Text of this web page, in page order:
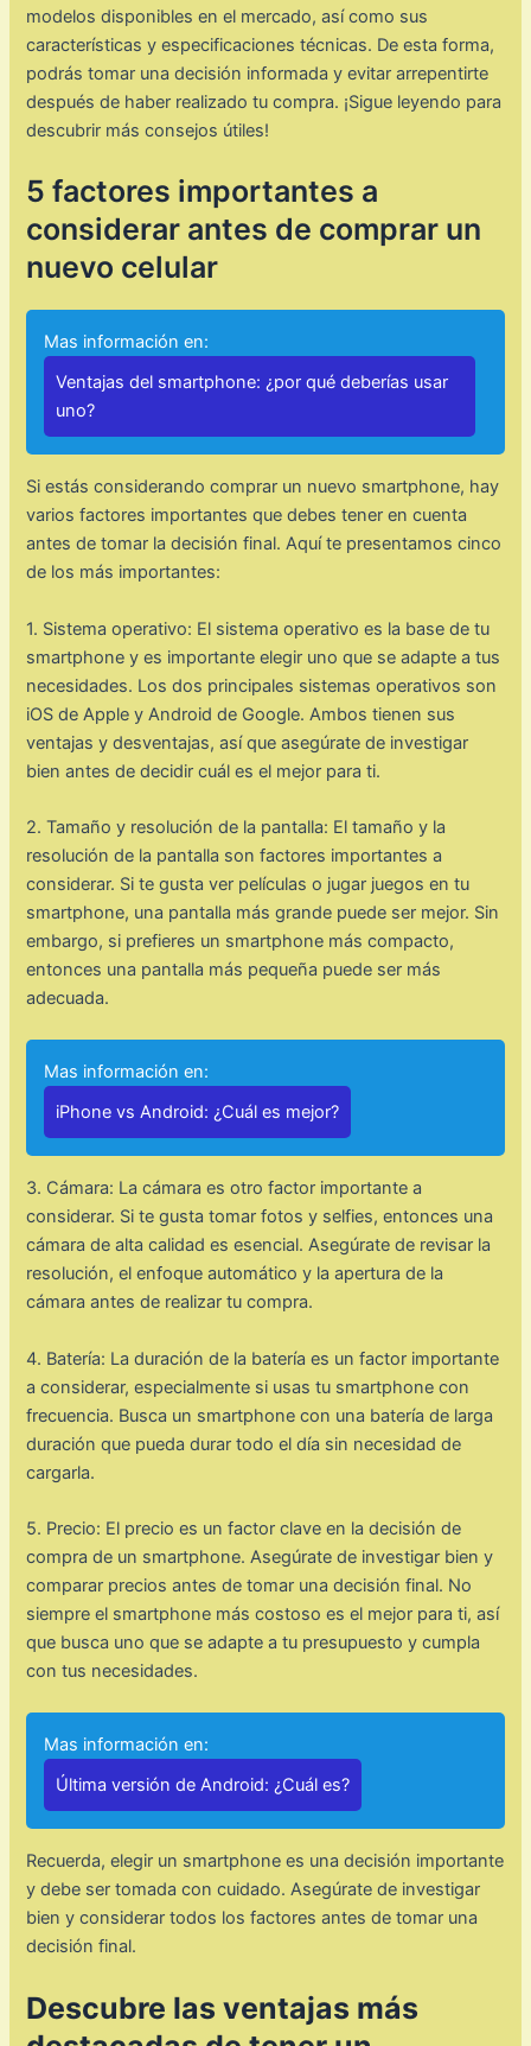
modelos disponibles en el mercado, así como sus
características y especificaciones técnicas. De esta forma,
podrás tomar una decisión informada y evitar arrepentirte
después de haber realizado tu compra. ¡Sigue leyendo para
descubrir más consejos útiles!
5 factores importantes a
considerar antes de comprar un
nuevo celular
Mas información en:
Ventajas del smartphone: ¿por qué deberías usar
uno?
Si estás considerando comprar un nuevo smartphone, hay
varios factores importantes que debes tener en cuenta
antes de tomar la decisión final. Aquí te presentamos cinco
de los más importantes:
1. Sistema operativo: El sistema operativo es la base de tu
smartphone y es importante elegir uno que se adapte a tus
necesidades. Los dos principales sistemas operativos son
iOS de Apple y Android de Google. Ambos tienen sus
ventajas y desventajas, así que asegúrate de investigar
bien antes de decidir cuál es el mejor para ti.
2. Tamaño y resolución de la pantalla: El tamaño y la
resolución de la pantalla son factores importantes a
considerar. Si te gusta ver películas o jugar juegos en tu
smartphone, una pantalla más grande puede ser mejor. Sin
embargo, si prefieres un smartphone más compacto,
entonces una pantalla más pequeña puede ser más
adecuada.
Mas información en:
iPhone vs Android: ¿Cuál es mejor?
3. Cámara: La cámara es otro factor importante a
considerar. Si te gusta tomar fotos y selfies, entonces una
cámara de alta calidad es esencial. Asegúrate de revisar la
resolución, el enfoque automático y la apertura de la
cámara antes de realizar tu compra.
4. Batería: La duración de la batería es un factor importante
a considerar, especialmente si usas tu smartphone con
frecuencia. Busca un smartphone con una batería de larga
duración que pueda durar todo el día sin necesidad de
cargarla.
5. Precio: El precio es un factor clave en la decisión de
compra de un smartphone. Asegúrate de investigar bien y
comparar precios antes de tomar una decisión final. No
siempre el smartphone más costoso es el mejor para ti, así
que busca uno que se adapte a tu presupuesto y cumpla
con tus necesidades.
Mas información en:
Última versión de Android: ¿Cuál es?
Recuerda, elegir un smartphone es una decisión importante
y debe ser tomada con cuidado. Asegúrate de investigar
bien y considerar todos los factores antes de tomar una
decisión final.
Descubre las ventajas más